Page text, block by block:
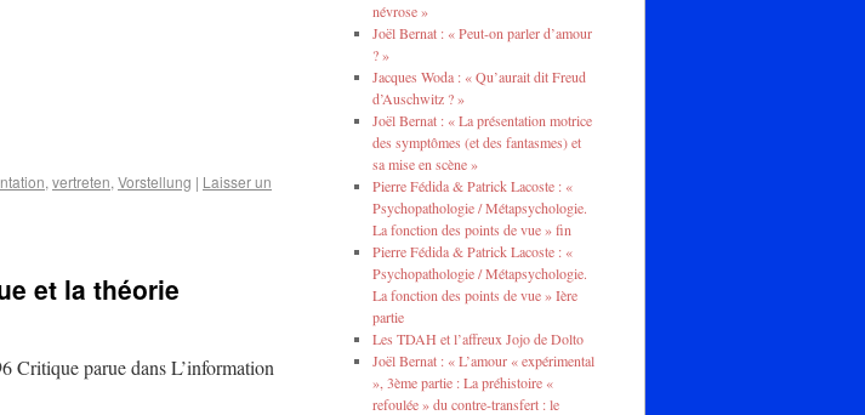
, vertreten, Vorstellung | Laisser un
et la théorie
Critique parue dans L’information
névrose »
Joël Bernat : « Peut-on parler d’amour
? »
Jacques Woda : « Qu’aurait dit Freud
d’Auschwitz ? »
Joël Bernat : « La présentation motrice
des symptômes (et des fantasmes) et
sa mise en scène »
Pierre Fédida & Patrick Lacoste : «
Psychopathologie / Métapsychologie.
La fonction des points de vue » fin
Pierre Fédida & Patrick Lacoste : «
Psychopathologie / Métapsychologie.
La fonction des points de vue » Ière
partie
Les TDAH et l’affreux Jojo de Dolto
Joël Bernat : « L’amour « expérimental
», 3ème partie : La préhistoire «
refoulée » du contre-transfert : le